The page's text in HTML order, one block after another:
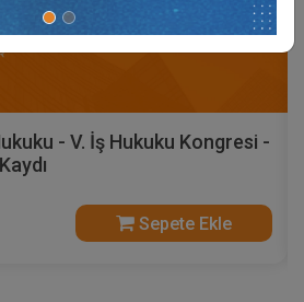
- V. İş Hukuku Kongresi -
Sepete Ekle